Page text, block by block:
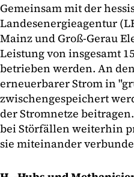
Gemeinsam mit der
Landesenergieagentur
Mainz und Groß-Gerau
Leistung von insgesamt
betrieben werden. An
erneuerbarer Strom in
zwischengespeichert
der Stromnetze
bei Störfällen weiterhin
sie miteinander